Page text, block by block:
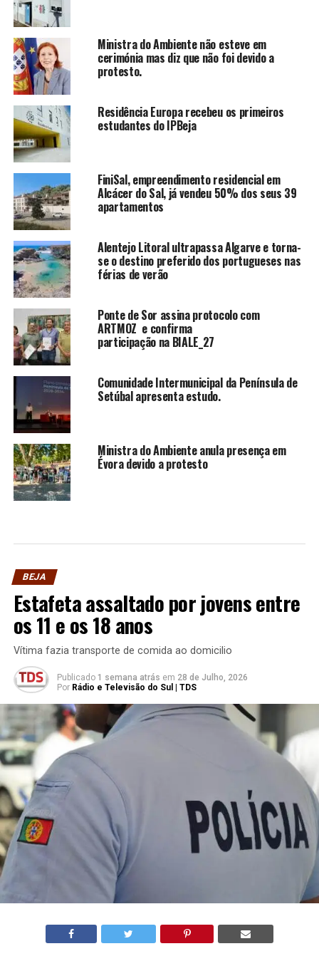
Ministra do Ambiente não esteve em
cerimónia mas diz que não foi devido a
protesto.
Residência Europa recebeu os primeiros
estudantes do IPBeja
FiniSal, empreendimento residencial em
Alcácer do Sal, já vendeu 50% dos seus 39
apartamentos
Alentejo Litoral ultrapassa Algarve e torna-
se o destino preferido dos portugueses nas
férias de verão
Ponte de Sor assina protocolo com
ARTMOZ e confirma
participação na BIALE_27
Comunidade Intermunicipal da Península de
Setúbal apresenta estudo.
Ministra do Ambiente anula presença em
Évora devido a protesto
BEJA
Estafeta assaltado por jovens entre
os 11 e os 18 anos
Vítima fazia transporte de comida ao domicilio
Publicado 1 semana atrás em 28 de Julho, 2026
Por Rádio e Televisão do Sul | TDS